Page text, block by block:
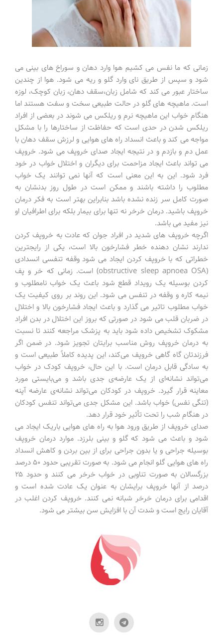
زمانی که ما نفس می کشیم هوا وارد دهان و سوراخ های بینی می
شود و سپس از طریق نای وارد گلو و ریه می شود. هوا از چندین
ساختار عبور می کند که شامل زبان،سقف دهان، زبان کوچک، لوزه
است. ماهیچه های گلو در حالت طبیعی سخت و سفت هستند اما
هنگام خواب این ماهیچه نرم و ریلکس می شوند در بعضی از افراد
ریلکس شدن در حدی است که حفاظت از ساختارها را با مشکل
مواجه می کند و باعث انسداد راه های هوایی و لرزش سقف دهان با
عمل دم و بازدم و در نتیجه ایجاد صدای خروپف می شود. خروپف
می تواند باعث ایجاد مزاحمت برای دیگران و اختلال خواب در خود
فرد شود. این به این معنی است که آنها نمی توانند یک خواب
مطلوب را داشته باشند و ممکن است در طول روز بدنشان به
صورت کامل سر زنده نشده باشد بنابراین بهتر است به فکر درمان
خروپف باشید. درمان خرخر نه تنها برای بیمار بلکه برای اطرافیان او
نیز مفید می باشد.
اگرچه خروپف های شدید در افراد جوان که عادت به خروپف کردن
ندارند نشان دهنده خطر فشارخون بالا است، یکی از رایجترین
خطراتی که با خروپف کردن ایجاد می شود وقفه تنفسی انسدادی
(obstructive sleep apnoea OSA) است. زمانی که خر و پف
کردن بوسیله یک رویداد قطع شود باعث یک خواب نامطلوب و
نیمه کاره و وقفه در تنفس می شود. این روند بر روی کیفیت یک
خواب مطلوب تاثیر می گذارد و باعث ایجاد فشارخون بالا و اختلال
در ضربان قلب می شود در صورتی که بروز این اختلال در بدن افراد
مشکوک تشخیص داده شود باید به پزشک مراجعه کنند تا نسبت
به درمان خروپف روش مناسب برایتان تجویز شود. در ضمن اگر
فرزندتان گاه گاهی خروپف می‌کند، این پدیده کاملاً طبیعی است و
به سادگی قابل درمان است. با این حال، خروپف کودک در خواب
می‌تواند نشانه‌ای از یک عارضه‌ی جدی باشد و می‌بایستی مورد
معاینه قرار گیرد. خروپف در کودکان می‌تواند نشانه‌ی عارضه آپنه
(تنگی نفس) خواب باشد. این مشکل جدی می‌تواند تنفس کودکان
در هنگام شب را تحت تأثیر خود قرار دهد.
صدای خروپف از طریق ورود هوا به راه های هوایی باریک ایجاد می
شود و باعث می شود که گلو و بینی بلرزد. موارد درمان خروپف
بوسیله جراحی و یا بدون جراحی برای از بین بردن و کاهش انسداد
راه های هوایی گلو انجام می شود. به صورت تقریبی حدود ۵۰ درصد
بزرگسالان به صورت تناوبی در خواب خرخر می کنند و حدود ۲۵
درصد از آنها خروپف برایشان به عنوان یک عادت شده است و
اقدامی برای درمان خرخر شبانه نمی کنند. خروپف کردن اغلب در
آقایان رایج است و شدت آن با افزایش سن بیشتر می شود.